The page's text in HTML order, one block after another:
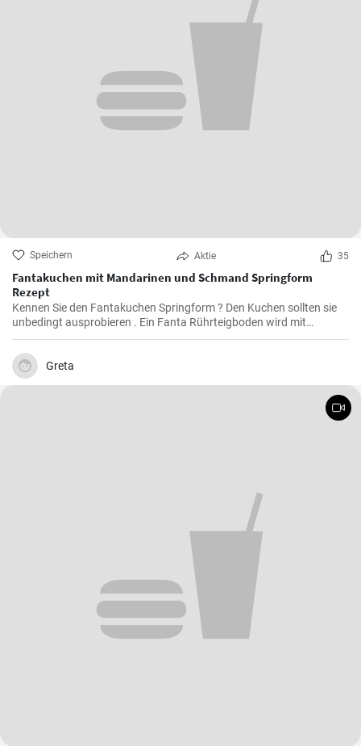
Speichern Aktie 35
Fantakuchen mit Mandarinen und Schmand Springform
Rezept
Kennen Sie den Fantakuchen Springform ? Den Kuchen sollten sie
unbedingt ausprobieren . Ein Fanta Rührteigboden wird mit
Mandarinen und einer Schmand Sahne Füllung belegt. Fruchtig ,
cremig und lecker für alle Gäste groß und klein.
Greta